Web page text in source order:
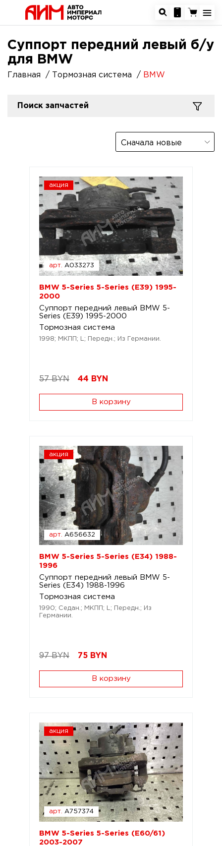
Суппорт передний левый б/у
для BMW
Главная Тормозная система BMW
Поиск запчастей
Сначала новые
акция
арт. A033273
BMW 5-Series 5-Series (E39) 1995-
2000
Суппорт передний левый BMW 5-
Series (E39) 1995-2000
Тормозная система
1998; МКПП; L; Передн.; Из Германии.
57 BYN 44 BYN
В корзину
акция
арт. A656632
BMW 5-Series 5-Series (E34) 1988-
1996
Суппорт передний левый BMW 5-
Series (E34) 1988-1996
Тормозная система
1990; Седан.; МКПП; L; Передн.; Из
Германии.
97 BYN 75 BYN
В корзину
акция
арт. A757374
BMW 5-Series 5-Series (E60/61)
2003-2007